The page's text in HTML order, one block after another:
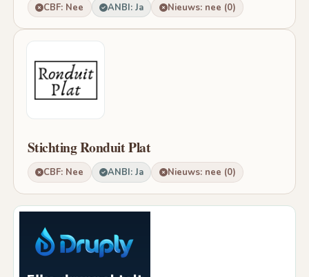
CBF: Nee ANBI: Ja Nieuws: nee (0)
Stichting Ronduit Plat
CBF: Nee ANBI: Ja Nieuws: nee (0)